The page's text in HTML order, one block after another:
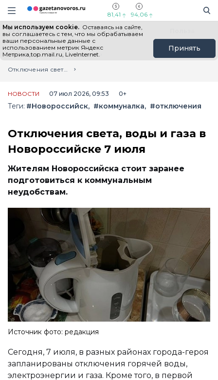
Информационный портал "ГазетаНоворос.ру"
Навигация сайта
81,41 94,06
Мы используем cookie. Оставаясь на сайте,
вы соглашаетесь с тем, что мы обрабатываем
ваши персональные данные с
использованием метрик Яндекс
Метрика,top.mail.ru, LiveInternet.
Принять
Все новости Новости России
Главная
Лента новостей
Отключения света, воды и газа в Новороссийске 7 июля
НОВОСТИ 07 июл 2026, 09:53 0+
Теги: #Новороссийск #коммуналка #отключения
Отключения света, воды и газа в
Новороссийске 7 июля
Жителям Новороссийска стоит заранее
подготовиться к коммунальным
неудобствам.
Источник фото: редакция
Сегодня, 7 июля, в разных районах города-героя
запланированы отключения горячей воды,
электроэнергии и газа. Кроме того, в первой